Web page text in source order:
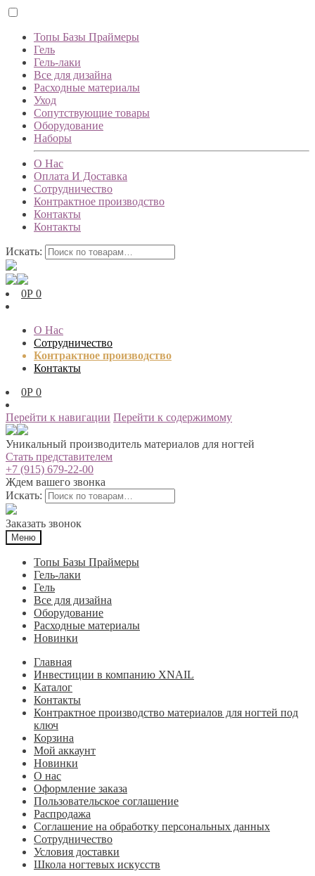
Топы Базы Праймеры
Гель
Гель-лаки
Все для дизайна
Расходные материалы
Уход
Сопутствующие товары
Оборудование
Наборы
О Нас
Оплата И Доставка
Сотрудничество
Контрактное производство
Контакты
Контакты
Искать:
0Р 0
О Нас
Сотрудничество
Контрактное производство
Контакты
0Р 0
Перейти к навигации Перейти к содержимому
Уникальный производитель материалов для ногтей
Стать представителем
+7 (915) 679-22-00
Ждем вашего звонка
Искать:
Заказать звонок
Меню
Топы Базы Праймеры
Гель-лаки
Гель
Все для дизайна
Оборудование
Расходные материалы
Новинки
Главная
Инвестиции в компанию XNAIL
Каталог
Контакты
Контрактное производство материалов для ногтей под
ключ
Корзина
Мой аккаунт
Новинки
О нас
Оформление заказа
Пользовательское соглашение
Распродажа
Соглашение на обработку персональных данных
Сотрудничество
Условия доставки
Школа ногтевых искусств